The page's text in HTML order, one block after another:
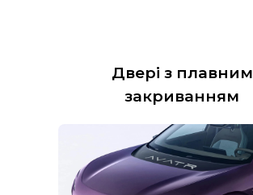
Двері з плавним
закриванням